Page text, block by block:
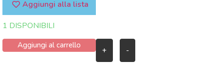
Aggiungi alla lista
1 DISPONIBILI
+ -
Aggiungi al carrello